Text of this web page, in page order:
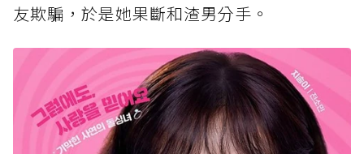
友欺騙，於是她果斷和渣男分手。